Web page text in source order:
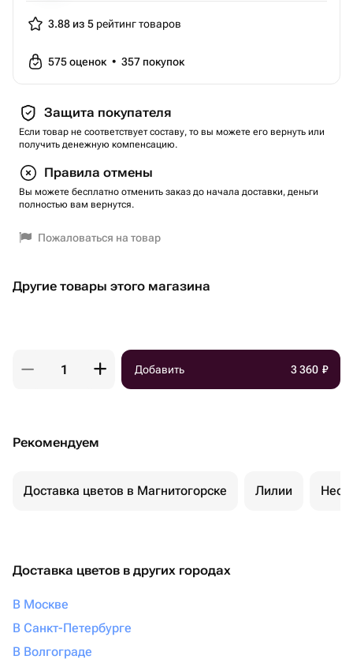
3.88 из 5 рейтинг товаров
575оценок • 357 покупок
Защита покупателя
Если товар не соответствует составу, то вы можете его вернуть или
получить денежную компенсацию.
Правила отмены
Вы можете бесплатно отменить заказ до начала доставки, деньги
полностью вам вернутся.
Пожаловаться на товар
Другие товары этого магазина
Добавить 3 360 ₽
Рекомендуем
Доставка цветов в Магнитогорске Лилии
Доставка цветов в других городах
В Москве
В Санкт-Петербурге
В Волгограде